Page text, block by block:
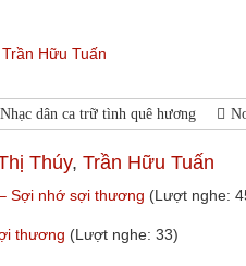
Trần Hữu Tuấn
Nhạc dân ca trữ tình quê hương
Thúy, Trần Hữu Tuấn
Sợi nhớ sợi thương (Lượt nghe:
thương (Lượt nghe: 33)